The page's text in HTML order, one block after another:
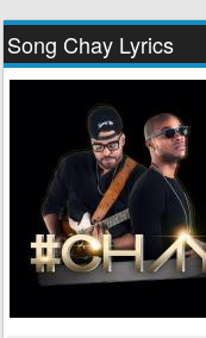
Song Chay Lyrics